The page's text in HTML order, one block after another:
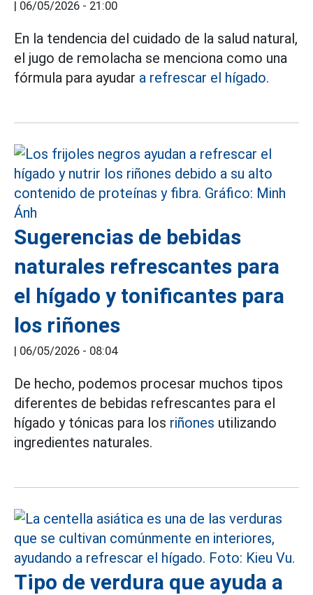
| 06/05/2026 - 21:00
En la tendencia del cuidado de la salud natural,
el jugo de remolacha se menciona como una
fórmula para ayudar a refrescar el hígado.
Sugerencias de bebidas
naturales refrescantes para
el hígado y tonificantes para
los riñones
| 06/05/2026 - 08:04
De hecho, podemos procesar muchos tipos
diferentes de bebidas refrescantes para el
hígado y tónicas para los riñones utilizando
ingredientes naturales.
Tipo de verdura que ayuda a